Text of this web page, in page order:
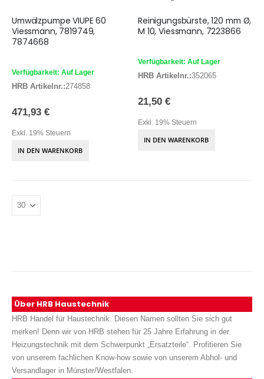
Umwälzpumpe VIUPE 60
Viessmann, 7819749,
7874668
Verfügbarkeit: Auf Lager
HRB Artikelnr.:274858
471,93 €
Exkl. 19% Steuern
IN DEN WARENKORB
Reinigungsbürste, 120 mm Ø,
M 10, Viessmann, 7223866
Verfügbarkeit: Auf Lager
HRB Artikelnr.:352065
21,50 €
Exkl. 19% Steuern
IN DEN WARENKORB
Über HRB Haustechnik
HRB Handel für Haustechnik. Diesen Namen sollten Sie sich gut
merken! Denn wir von HRB stehen für 25 Jahre Erfahrung in der
Heizungstechnik mit dem Schwerpunkt „Ersatzteile“. Profitieren Sie
von unserem fachlichen Know-how sowie von unserem Abhol- und
Versandlager in Münster/Westfalen.